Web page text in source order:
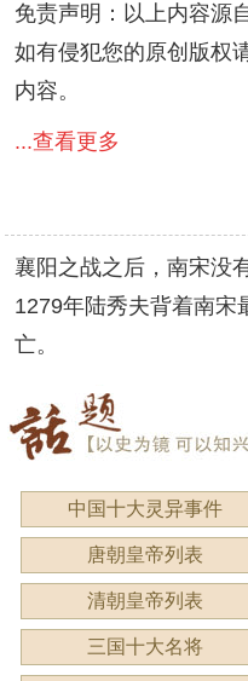
免责声明：以上内容源
如有侵犯您的原创版权
内容。
...查看更多
襄阳之战之后，南宋没
1279年陆秀夫背着南宋
亡。
中国十大灵异事件
唐朝皇帝列表
清朝皇帝列表
三国十大名将